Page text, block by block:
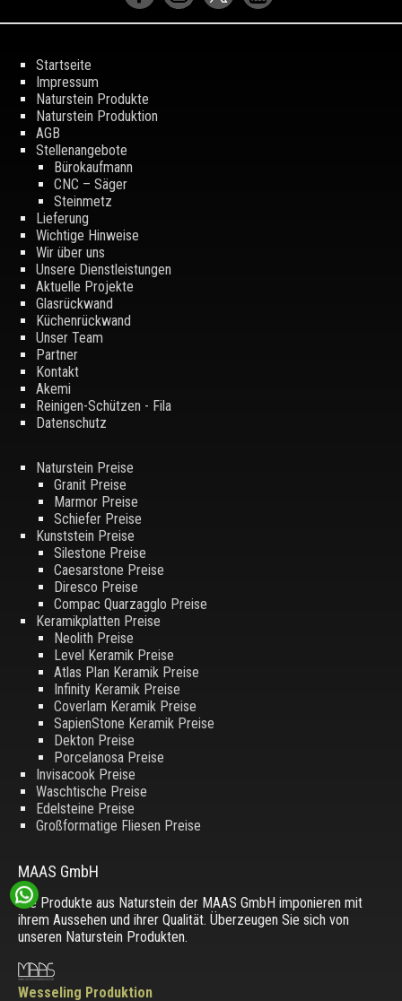
Startseite
Impressum
Naturstein Produkte
Naturstein Produktion
AGB
Stellenangebote
Bürokaufmann
CNC – Säger
Steinmetz
Lieferung
Wichtige Hinweise
Wir über uns
Unsere Dienstleistungen
Aktuelle Projekte
Glasrückwand
Küchenrückwand
Unser Team
Partner
Kontakt
Akemi
Reinigen-Schützen - Fila
Datenschutz
Naturstein Preise
Granit Preise
Marmor Preise
Schiefer Preise
Kunststein Preise
Silestone Preise
Caesarstone Preise
Diresco Preise
Compac Quarzagglo Preise
Keramikplatten Preise
Neolith Preise
Level Keramik Preise
Atlas Plan Keramik Preise
Infinity Keramik Preise
Coverlam Keramik Preise
SapienStone Keramik Preise
Dekton Preise
Porcelanosa Preise
Invisacook Preise
Waschtische Preise
Edelsteine Preise
Großformatige Fliesen Preise
MAAS GmbH
Die Produkte aus Naturstein der MAAS GmbH imponieren mit
ihrem Aussehen und ihrer Qualität. Überzeugen Sie sich von
unseren Naturstein Produkten.
Wesseling Produktion